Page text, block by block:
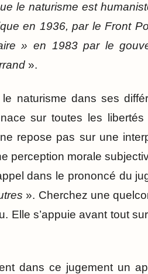
le naturisme est
en 1936, par le Front
» en 1983 par le
».
naturisme dans ses
sur toutes les libertés
repose pas sur une
perception morale
dans le prononcé du
». Cherchez une
Elle s’appuie avant tout
dans ce jugement un